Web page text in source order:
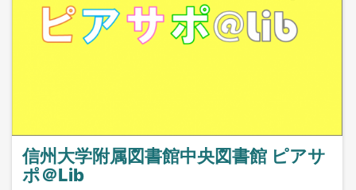
信州大学附属図書館中央図書館 ピアサ
ポ＠Lib